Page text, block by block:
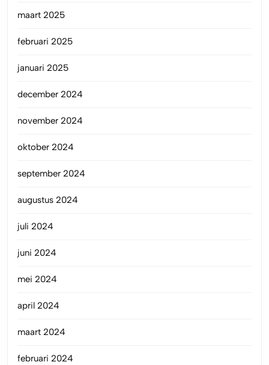
maart 2025
februari 2025
januari 2025
december 2024
november 2024
oktober 2024
september 2024
augustus 2024
juli 2024
juni 2024
mei 2024
april 2024
maart 2024
februari 2024